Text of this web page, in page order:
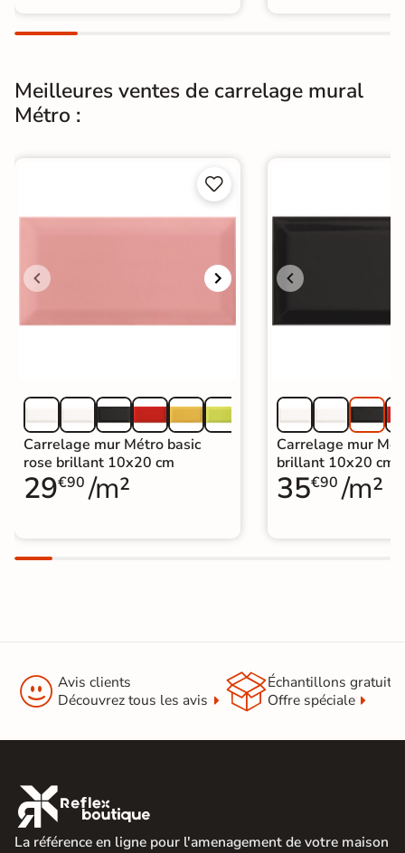
Meilleures ventes de carrelage mural
Métro :


Carrelage mur Métro basic
rose brillant 10x20 cm
29€90 /m²
Carrelage mur
brillant 10x20 cm
35€90 /m²
 Avis clients
Découvrez tous les avis
Échantillons gratuit
Offre spéciale

La référence en ligne pour l'amenagement de votre maison